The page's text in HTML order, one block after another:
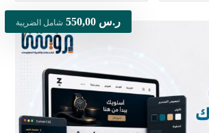
ر.س شامل الضريبة